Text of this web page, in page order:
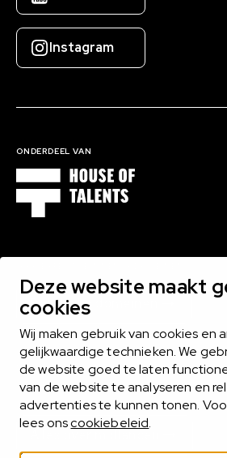
Deze website maakt
cookies
Wij maken gebruik van cookies en
gelijkwaardige technieken. We
de website goed te laten
van de website te analyseren en
advertenties te kunnen tonen.
lees onscookiebeleid.
Instagram
ONDERDEEL VAN
Bekijk alle domeinen
MIDLANCEN
Het midlance-model biedt het beste